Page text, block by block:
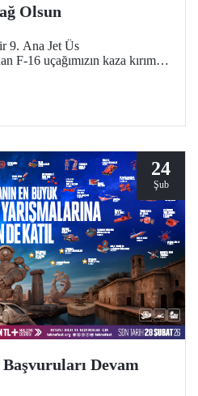
Olsun
9. Ana Jet Üs
F-16 uçağımızın kaza kırıma
rahmet, ailesine ve
24
Şub
Devam